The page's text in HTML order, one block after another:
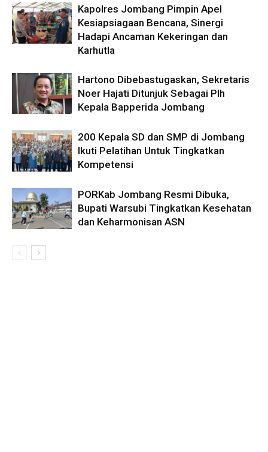
Kapolres Jombang Pimpin Apel
Kesiapsiagaan Bencana, Sinergi
Hadapi Ancaman Kekeringan dan
Karhutla
Hartono Dibebastugaskan, Sekretaris
Noer Hajati Ditunjuk Sebagai Plh
Kepala Bapperida Jombang
200 Kepala SD dan SMP di Jombang
Ikuti Pelatihan Untuk Tingkatkan
Kompetensi
PORKab Jombang Resmi Dibuka,
Bupati Warsubi Tingkatkan Kesehatan
dan Keharmonisan ASN